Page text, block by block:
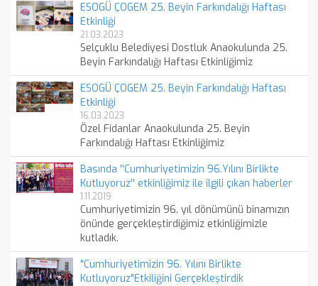
ESOGÜ ÇOGEM 25. Beyin Farkındalığı Haftası
Etkinliği
21.03.2023
Selçuklu Belediyesi Dostluk Anaokulunda 25.
Beyin Farkındalığı Haftası Etkinliğimiz
ESOGÜ ÇOGEM 25. Beyin Farkındalığı Haftası
Etkinliği
16.03.2023
Özel Fidanlar Anaokulunda 25. Beyin
Farkındalığı Haftası Etkinliğimiz
Basında ''Cumhuriyetimizin 96.Yılını Birlikte
Kutluyoruz'' etkinliğimiz ile ilgili çıkan haberler
1.11.2019
Cumhuriyetimizin 96. yıl dönümünü binamızın
önünde gerçekleştirdiğimiz etkinliğimizle
kutladık.
"Cumhuriyetimizin 96. Yılını Birlikte
Kutluyoruz"Etkiliğini Gerçekleştirdik